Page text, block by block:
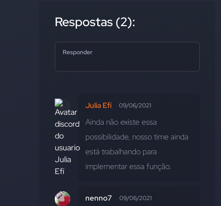
Respostas (2):
Responder
Julia Efí 09/06/2021
Ainda não existe essa
possibilidade, nosso time ainda
está trabalhando para
implementar essa função.
nenno7 09/06/2021